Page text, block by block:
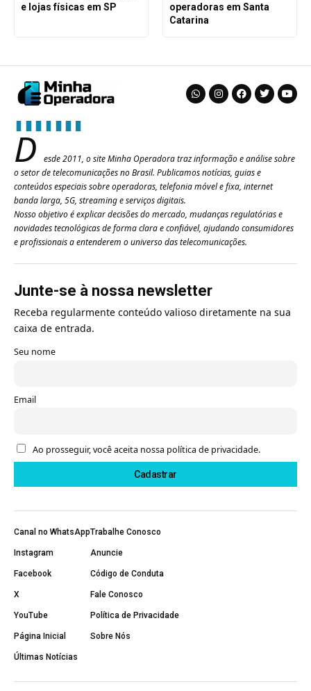
e lojas físicas em SP
operadoras em Santa
Catarina
D
esde 2011, o site Minha Operadora traz informação e análise sobre
o setor de telecomunicações no Brasil. Publicamos notícias, guias e
conteúdos especiais sobre operadoras, telefonia móvel e fixa, internet
banda larga, 5G, streaming e serviços digitais.
Nosso objetivo é explicar decisões do mercado, mudanças regulatórias e
novidades tecnológicas de forma clara e confiável, ajudando consumidores
e profissionais a entenderem o universo das telecomunicações.
Junte-se à nossa newsletter
Receba regularmente conteúdo valioso diretamente na sua
caixa de entrada.
Seu nome
Email
Ao prosseguir, você aceita nossa política de privacidade.
Canal no WhatsApp
Instagram
Facebook
X
YouTube
Página Inicial
Últimas Notícias
Trabalhe Conosco
Anuncie
Código de Conduta
Fale Conosco
Política de Privacidade
Sobre Nós